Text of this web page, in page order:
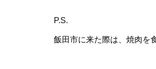
P.S.
飯田市に来た際は、焼肉を